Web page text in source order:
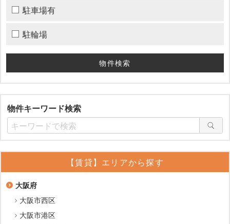
駐車場有
駐輪場
物件キーワード検索
【賃貸】エリアから探す
大阪府
大阪市西区
大阪市港区